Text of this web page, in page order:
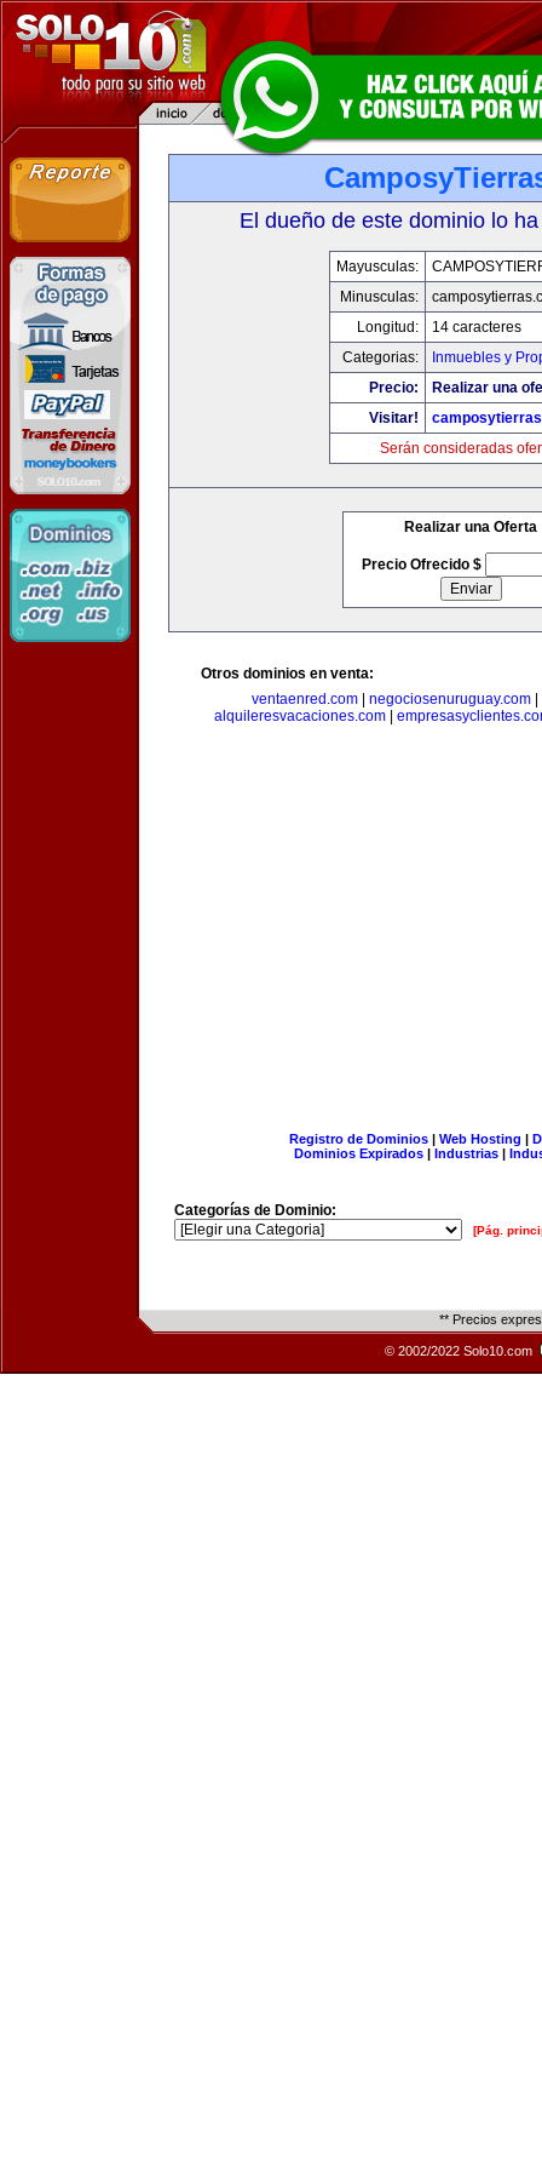
El dueño de este dominio lo
Mayusculas:
Minusculas:
Longitud:
14 caracteres
Categorias:
Inmuebles y
Precio:
Realizar una
Visitar!
Serán consideradas
Realizar una Oferta
Precio Ofrecido $
Otros dominios en venta:
ventaenred.com
negociosenuruguay.com
alquileresvacaciones.com|
Registro de Dominios| Web Hosting |
Dominios Expirados | Industrias |
Categorías de Dominio:
[Pág.
** Precios
© 2002/2022 Solo10.com